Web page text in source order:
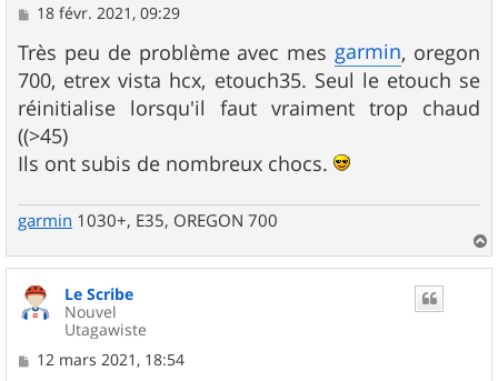
M
s
s
a
g
e
18 févr. 2021, 09:29
Très peu de problème avec mes garmin, oregon
700, etrex vista hcx, etouch35. Seul le etouch se
réinitialise lorsqu'il faut vraiment trop chaud
((>45)
Ils ont subis de nombreux chocs.
garmin 1030+, E35, OREGON 700
a
Le Scribe
Nouvel
Utagawiste
M12 mars 2021, 18:54